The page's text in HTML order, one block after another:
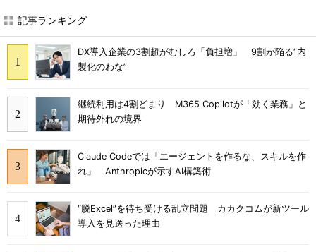
記事ランキング
DX導入企業の3割超がむしろ「負担増」 9割が陥る“内
製化のわな”
継続利用は4割どまり M365 Copilotが「効く業務」と
期待外れの境界
Claude Codeでは「エージェントを作るな、スキルを作
れ」 Anthropicが示すAI構築術
“脱Excel”を待ち受ける乱立問題 カカクコムが新ツール
導入を見送った理由